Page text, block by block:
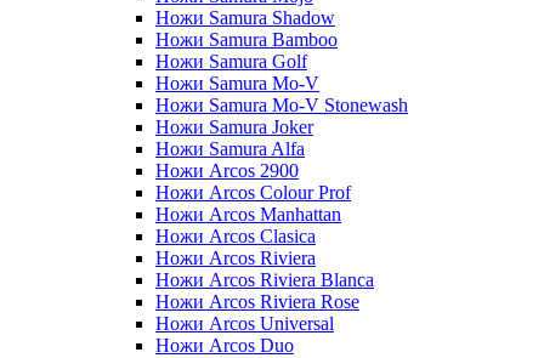
Ножи Samura Shadow
Ножи Samura Bamboo
Ножи Samura Golf
Ножи Samura Mo-V
Ножи Samura Mo-V Stonewash
Ножи Samura Joker
Ножи Samura Alfa
Ножи Arcos 2900
Ножи Arcos Colour Prof
Ножи Arcos Manhattan
Ножи Arcos Clasica
Ножи Arcos Riviera
Ножи Arcos Riviera Blanca
Ножи Arcos Riviera Rose
Ножи Arcos Universal
Ножи Arcos Duo